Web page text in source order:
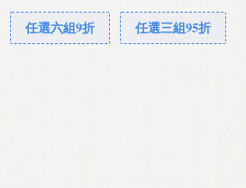
任選六組9折 任選三組95折